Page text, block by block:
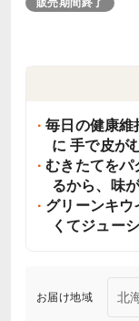
販売期間終了
毎日の健康維
に 手で皮が
むきたてをパ
るから、味
グリーンキウ
くてジュー
お届け地域